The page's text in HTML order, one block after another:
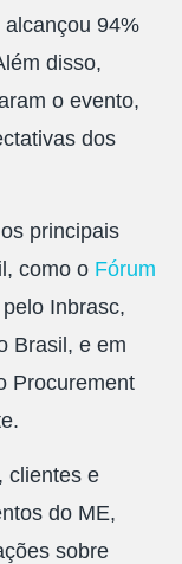
94%
disso,
o evento,
dos
principais
como o Fórum
Inbrasc,
Brasil, e em
Procurement
clientes e
do ME,
sobre